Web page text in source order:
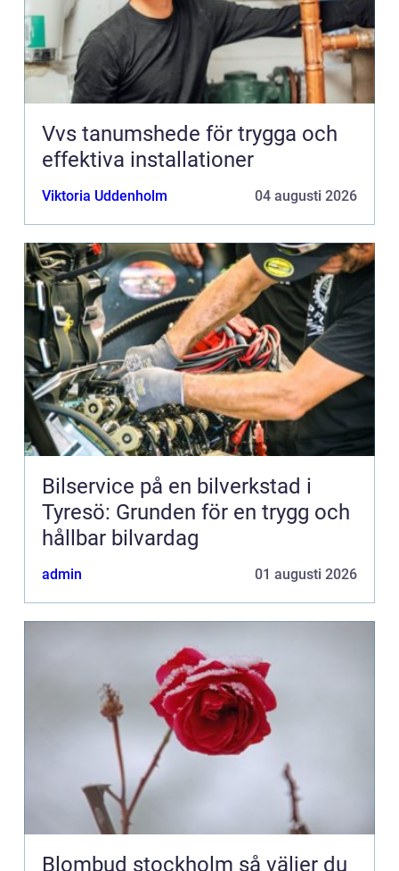
Vvs tanumshede för trygga och
effektiva installationer
Viktoria Uddenholm 04 augusti 2026
Bilservice på en bilverkstad i
Tyresö: Grunden för en trygg och
hållbar bilvardag
admin 01 augusti 2026
Blombud stockholm så väljer du